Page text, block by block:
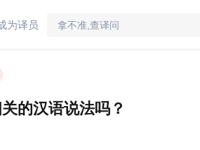
为译员
吗？
的汉语说法吗？